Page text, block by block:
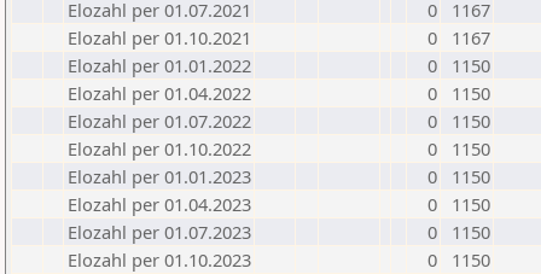
Elozahl per 01.07.2021
0
1167
Elozahl per 01.10.2021
0
1167
Elozahl per 01.01.2022
0
1150
Elozahl per 01.04.2022
0
1150
Elozahl per 01.07.2022
0
1150
Elozahl per 01.10.2022
0
1150
Elozahl per 01.01.2023
0
1150
Elozahl per 01.04.2023
0
1150
Elozahl per 01.07.2023
0
1150
Elozahl per 01.10.2023
0
1150